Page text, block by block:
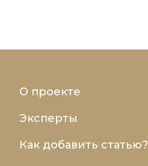
О проекте
Эксперты
Как добавить статью?